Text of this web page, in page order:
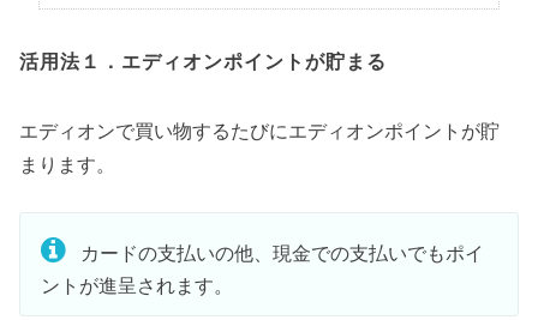
活用法１．エディオンポイントが貯まる
エディオンで買い物するたびにエディオンポイントが貯
まります。
カードの支払いの他、現金での支払いでもポイ
ントが進呈されます。